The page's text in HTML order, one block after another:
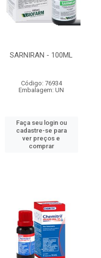
SARNIRAN - 100ML
Código: 76934
Embalagem: UN
Faça seu login ou
cadastre-se para
ver preços e
comprar